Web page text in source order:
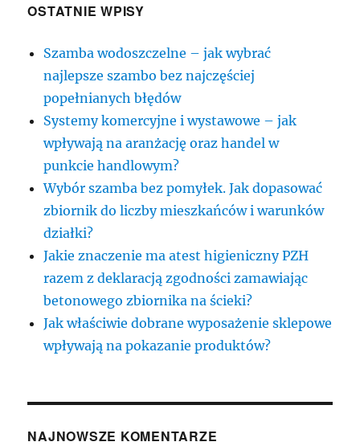
OSTATNIE WPISY
Szamba wodoszczelne – jak wybrać
najlepsze szambo bez najczęściej
popełnianych błędów
Systemy komercyjne i wystawowe – jak
wpływają na aranżację oraz handel w
punkcie handlowym?
Wybór szamba bez pomyłek. Jak dopasować
zbiornik do liczby mieszkańców i warunków
działki?
Jakie znaczenie ma atest higieniczny PZH
razem z deklaracją zgodności zamawiając
betonowego zbiornika na ścieki?
Jak właściwie dobrane wyposażenie sklepowe
wpływają na pokazanie produktów?
NAJNOWSZE KOMENTARZE